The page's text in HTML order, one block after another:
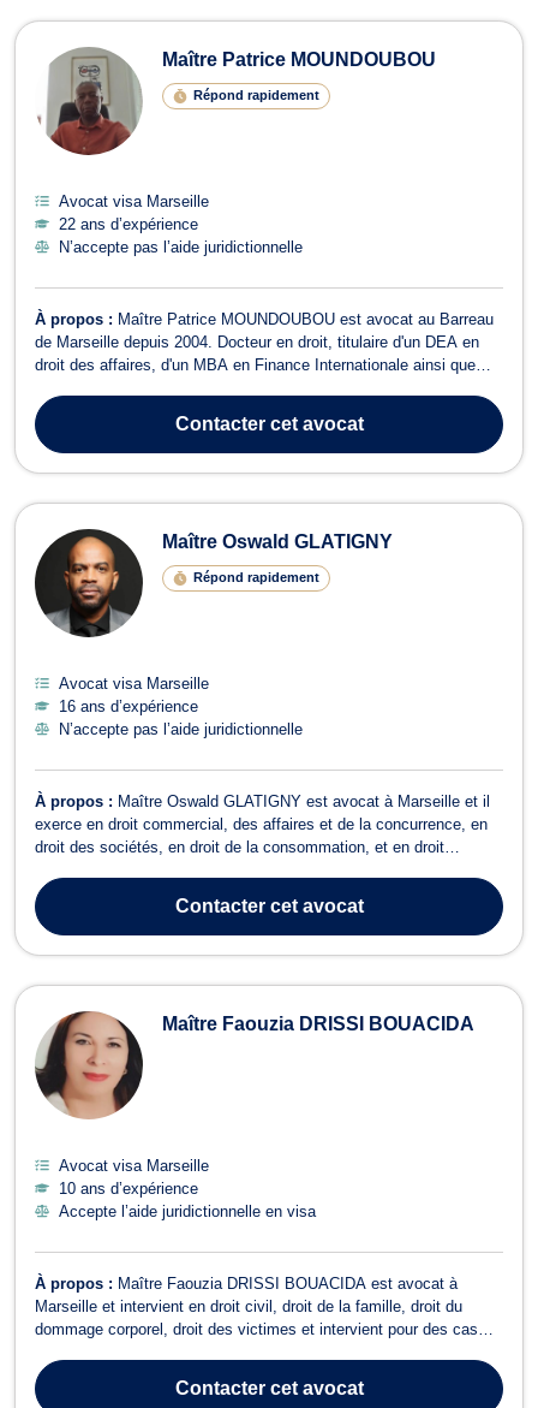
Maître Patrice MOUNDOUBOU
Répond rapidement
Avocat visa Marseille
22 ans d’expérience
N’accepte pas l’aide juridictionnelle
À propos : Maître Patrice MOUNDOUBOU est avocat au Barreau
de Marseille depuis 2004. Docteur en droit, titulaire d'un DEA en
droit des affaires, d'un MBA en Finance Internationale ainsi que
investissements et de l'arbitrage international, il met plus de vingt
ans d'expérience au se...Contactercet avocat
Maître Oswald GLATIGNY
Répond rapidement
Avocat visa Marseille
16 ans d’expérience
N’accepte pas l’aide juridictionnelle
À propos : Maître Oswald GLATIGNY est avocat à Marseille et il
exerce en droit commercial, des affaires et de la concurrence, en
droit des sociétés, en droit de la consommation, et en droit
commercial, des affaires et de la concurrence si vous êtes engagé
dans une procédur... Contactercet avocat
Maître Faouzia DRISSI BOUACIDA
Avocat visa Marseille
10 ans d’expérience
Accepte l’aide juridictionnelle en visa
À propos : Maître Faouzia DRISSI BOUACIDA est avocat à
Marseille et intervient en droit civil, droit de la famille, droit du
dommage corporel, droit des victimes et intervient pour des cas
civil, plus précisément pour les affaires impliquant le droit du
dommage corpor...
Contactercet avocat